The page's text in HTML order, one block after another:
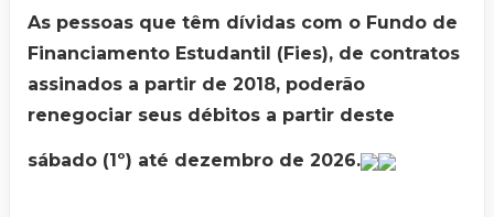
As pessoas que têm dívidas com o Fundo de
Financiamento Estudantil (Fies), de contratos
assinados a partir de 2018, poderão
renegociar seus débitos a partir deste
sábado (1º) até dezembro de 2026.